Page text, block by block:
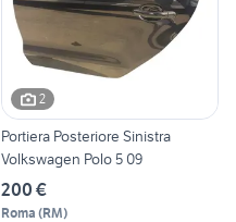
2
Portiera Posteriore Sinistra
Volkswagen Polo 5 09
200 €
Roma (RM)